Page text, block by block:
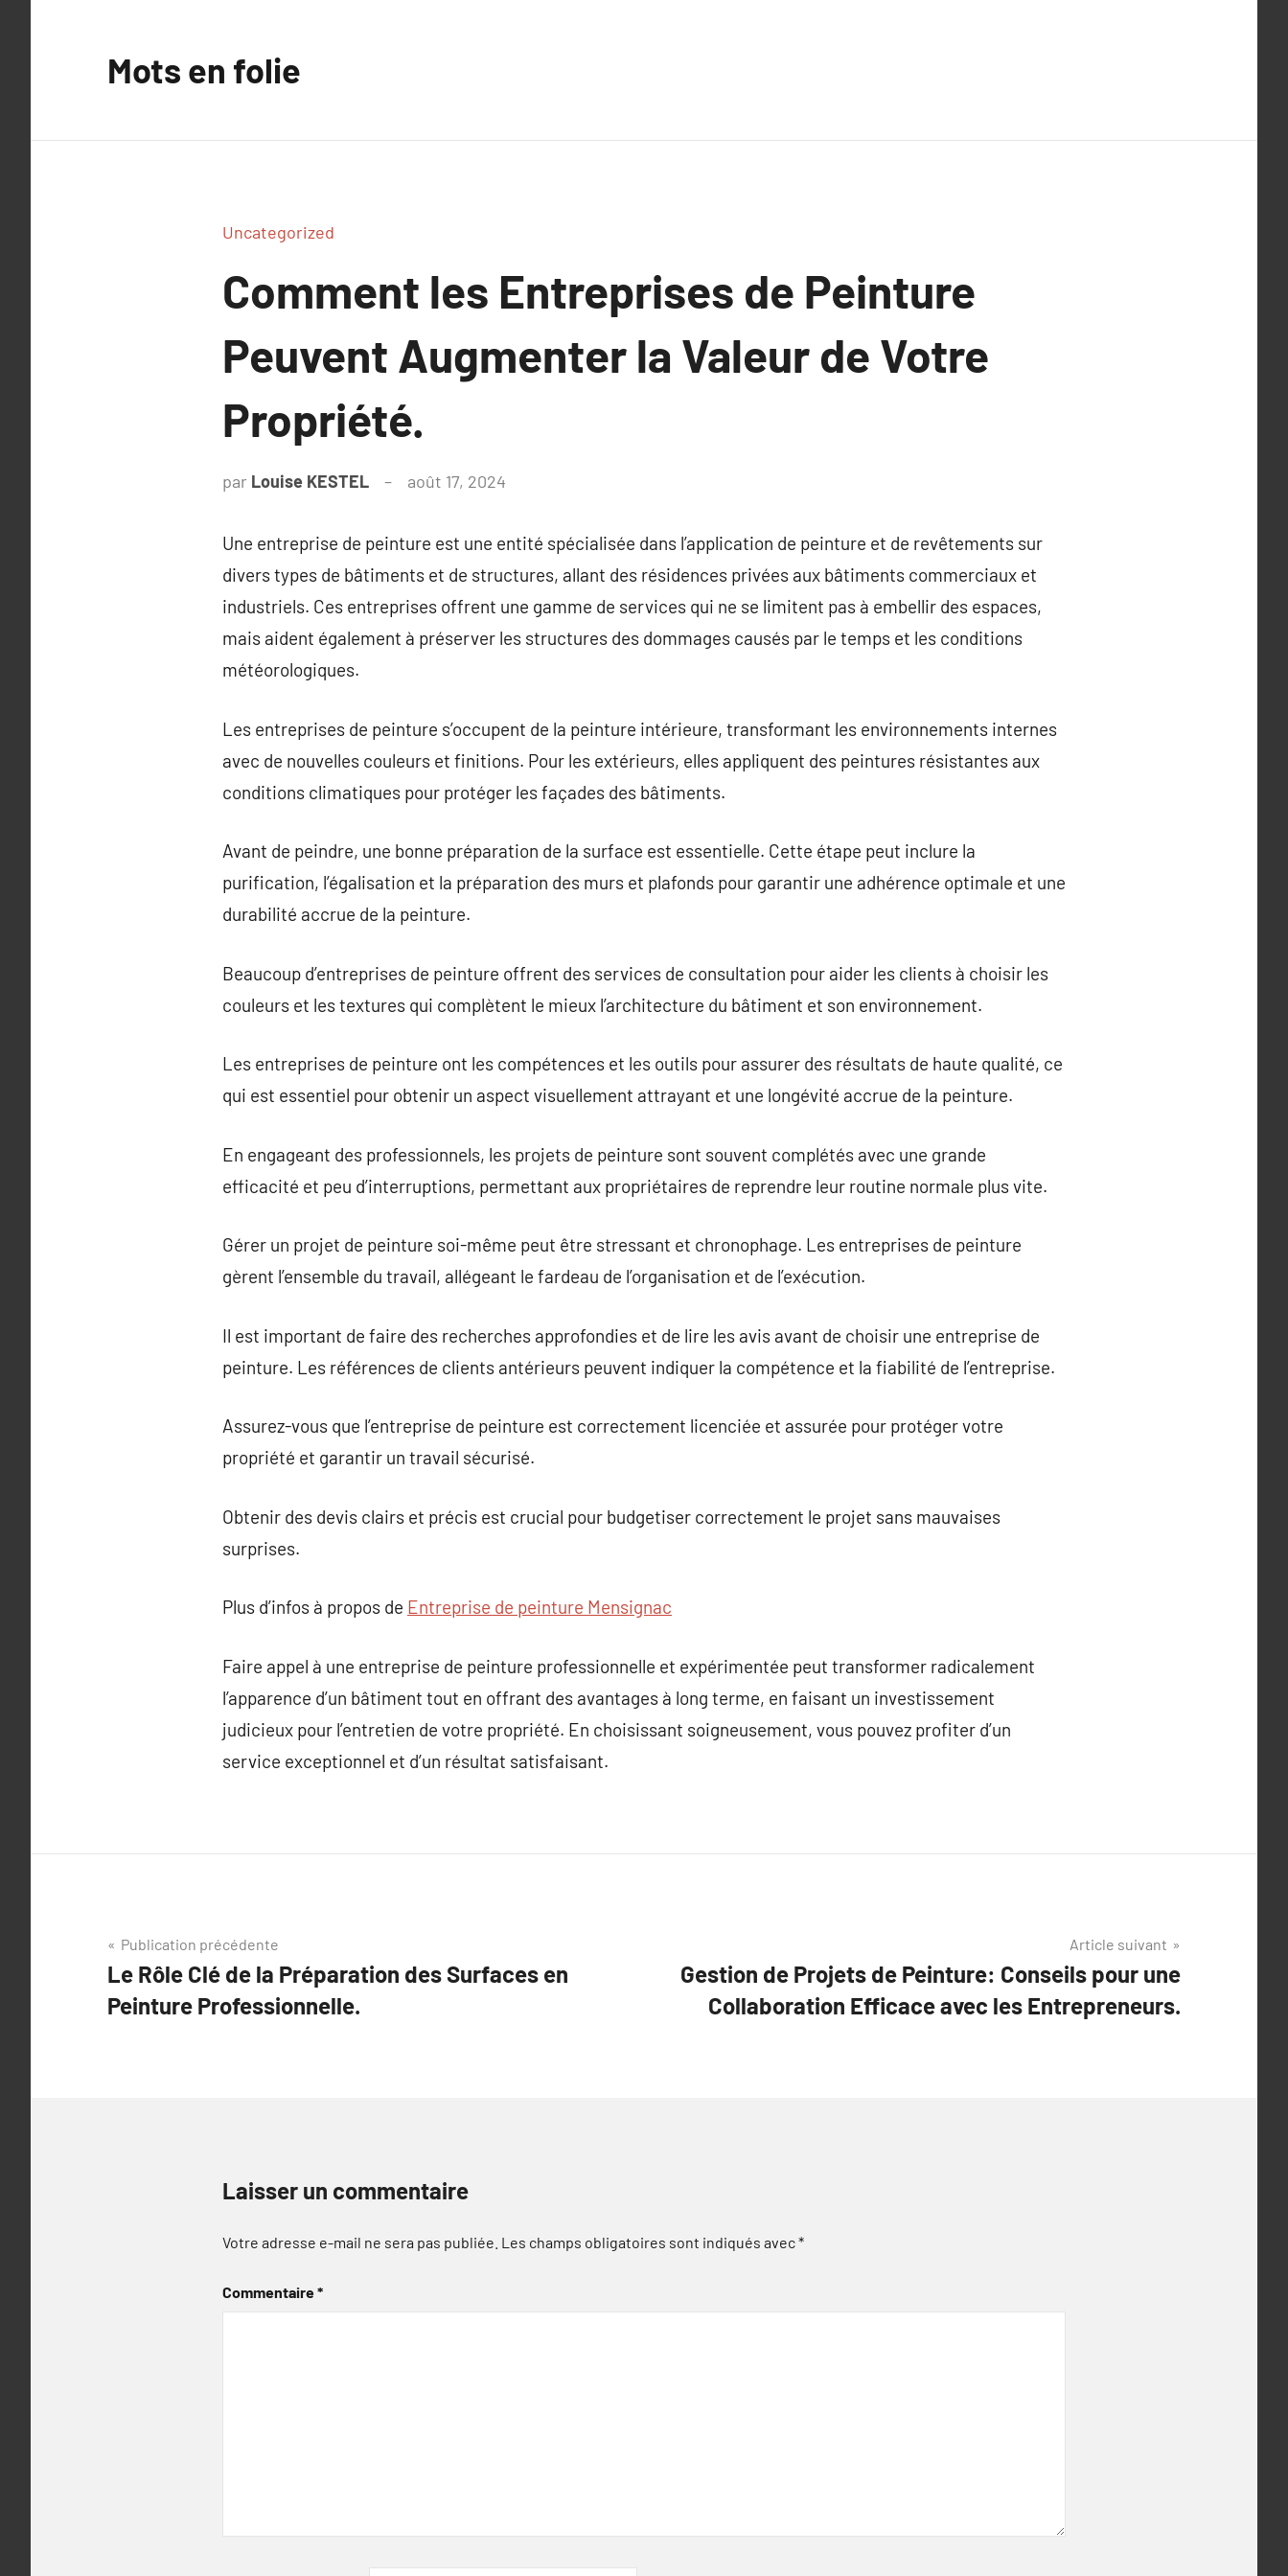
Mots en folie
Uncategorized
Comment les Entreprises de Peinture
Peuvent Augmenter la Valeur de Votre
Propriété.
par Louise KESTEL août 17, 2024
Une entreprise de peinture est une entité spécialisée dans l’application de peinture et de revêtements sur
divers types de bâtiments et de structures, allant des résidences privées aux bâtiments commerciaux et
industriels. Ces entreprises offrent une gamme de services qui ne se limitent pas à embellir des espaces,
mais aident également à préserver les structures des dommages causés par le temps et les conditions
météorologiques.
Les entreprises de peinture s’occupent de la peinture intérieure, transformant les environnements internes
avec de nouvelles couleurs et finitions. Pour les extérieurs, elles appliquent des peintures résistantes aux
conditions climatiques pour protéger les façades des bâtiments.
Avant de peindre, une bonne préparation de la surface est essentielle. Cette étape peut inclure la
purification, l’égalisation et la préparation des murs et plafonds pour garantir une adhérence optimale et une
durabilité accrue de la peinture.
Beaucoup d’entreprises de peinture offrent des services de consultation pour aider les clients à choisir les
couleurs et les textures qui complètent le mieux l’architecture du bâtiment et son environnement.
Les entreprises de peinture ont les compétences et les outils pour assurer des résultats de haute qualité, ce
qui est essentiel pour obtenir un aspect visuellement attrayant et une longévité accrue de la peinture.
En engageant des professionnels, les projets de peinture sont souvent complétés avec une grande
efficacité et peu d’interruptions, permettant aux propriétaires de reprendre leur routine normale plus vite.
Gérer un projet de peinture soi-même peut être stressant et chronophage. Les entreprises de peinture
gèrent l’ensemble du travail, allégeant le fardeau de l’organisation et de l’exécution.
Il est important de faire des recherches approfondies et de lire les avis avant de choisir une entreprise de
peinture. Les références de clients antérieurs peuvent indiquer la compétence et la fiabilité de l’entreprise.
Assurez-vous que l’entreprise de peinture est correctement licenciée et assurée pour protéger votre
propriété et garantir un travail sécurisé.
Obtenir des devis clairs et précis est crucial pour budgetiser correctement le projet sans mauvaises
surprises.
Plus d’infos à propos de Entreprise de peinture Mensignac
Faire appel à une entreprise de peinture professionnelle et expérimentée peut transformer radicalement
l’apparence d’un bâtiment tout en offrant des avantages à long terme, en faisant un investissement
judicieux pour l’entretien de votre propriété. En choisissant soigneusement, vous pouvez profiter d’un
service exceptionnel et d’un résultat satisfaisant.
Navigation
de
l’article
Publication précédente
Le Rôle Clé de la Préparation des Surfaces en
Peinture Professionnelle.
Article suivant
Gestion de Projets de Peinture: Conseils pour une
Collaboration Efficace avec les Entrepreneurs.
Laisser un commentaire
Votre adresse e-mail ne sera pas publiée. Les champs obligatoires sont indiqués avec*
Commentaire*